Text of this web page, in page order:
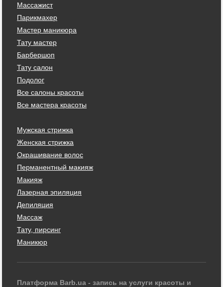
Массажист
Парикмахер
Мастер маникюра
Тату мастер
Барбершоп
Тату салон
Подолог
Все салоны красоты
Все мастера красоты
Мужская стрижка
Женская стрижка
Окрашивание волос
Перманентный макияж
Макияж
Лазерная эпиляция
Депиляция
Массаж
Тату, пирсинг
Маникюр
Платформа Barb.ua - запись на услуги красоты и